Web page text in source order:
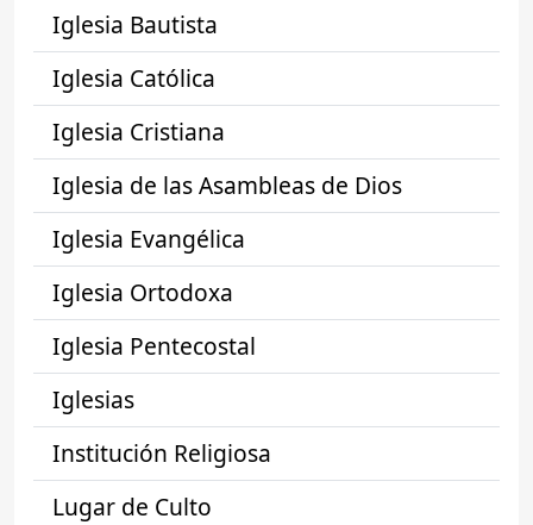
Iglesia Bautista
Iglesia Católica
Iglesia Cristiana
Iglesia de las Asambleas de Dios
Iglesia Evangélica
Iglesia Ortodoxa
Iglesia Pentecostal
Iglesias
Institución Religiosa
Lugar de Culto